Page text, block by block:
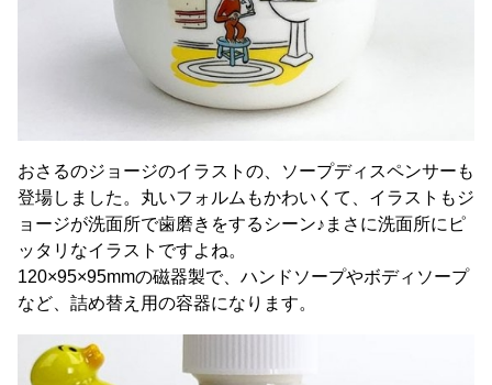
おさるのジョージのイラストの、ソープディスペンサーも
登場しました。丸いフォルムもかわいくて、イラストもジ
ョージが洗面所で歯磨きをするシーン♪まさに洗面所にピ
ッタリなイラストですよね。
120×95×95mmの磁器製で、ハンドソープやボディソープ
など、詰め替え用の容器になります。